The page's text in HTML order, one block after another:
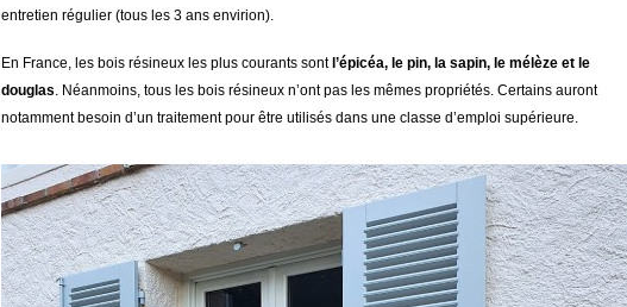
entretien régulier (tous les 3 ans envirion).
En France, les bois résineux les plus courants sont l’épicéa, le pin, la sapin, le mélèze et le
douglas. Néanmoins, tous les bois résineux n’ont pas les mêmes propriétés. Certains auront
notamment besoin d’un traitement pour être utilisés dans une classe d’emploi supérieure.